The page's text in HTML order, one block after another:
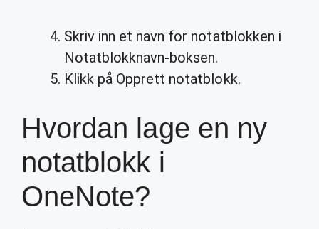
Skriv inn et navn for notatblokken i
Notatblokknavn-boksen.
Klikk på Opprett notatblokk.
Hvordan lage en ny
notatblokk i
OneNote?